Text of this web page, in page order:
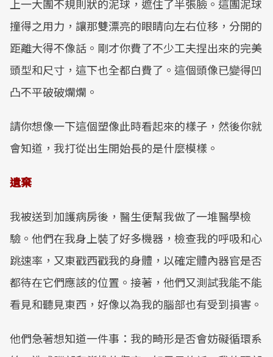
上一大團不規則狀的泥球，遮住了半張臉。這團泥球
撞得之用力，讓那雙漂亮的眼睛向左右位移，分開的
距離大得不像話。剛才你費了不少工夫捏出來的完美
頭型和尺寸，這下也全都白費了。這個頭像已變得凹
凸不平破破爛爛。
請你想像一下這個塑像此時看起來的樣子，然後你就
會知道，我打從出生開始長的是什麼模樣。
遺棄
我被送到加護病房後，醫生便幫我做了一堆醫學檢
驗。他們在我身上裝了好多機器，檢查我的呼吸和心
跳速率，又東戳西戳我的身體，以確定體內器官是否
都待在它們應該的位置。接著，他們又測試我能不能
看見和聽見東西，好像以為我的腦部也有受到損害。
他們急著想知道一件事：我的畸形是否會妨礙循環系